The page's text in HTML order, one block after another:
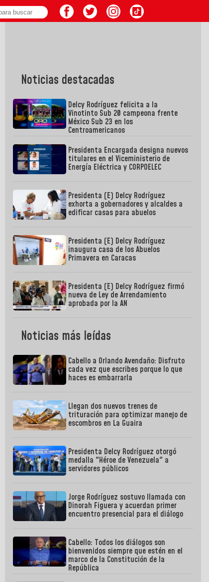
Noticias destacadas
Delcy Rodríguez felicita a la
Vinotinto Sub 20 campeona frente
México Sub 23 en los
Centroamericanos
Presidenta Encargada designa nuevos
titulares en el Viceministerio de
Energía Eléctrica y CORPOELEC
Presidenta (E) Delcy Rodríguez
exhorta a gobernadores y alcaldes a
edificar casas para abuelos
Presidenta (E) Delcy Rodríguez
inaugura casa de los Abuelos
Primavera en Caracas
Presidenta (E) Delcy Rodríguez firmó
nueva de Ley de Arrendamiento
aprobada por la AN
Noticias más leídas
Cabello a Orlando Avendaño: Disfruto
cada vez que escribes porque lo que
haces es embarrarla
Llegan dos nuevos trenes de
trituración para optimizar manejo de
escombros en La Guaira
Presidenta Delcy Rodríguez otorgó
medalla "Héroe de Venezuela" a
servidores públicos
Jorge Rodríguez sostuvo llamada con
Dinorah Figuera y acuerdan primer
encuentro presencial para el diálogo
Cabello: Todos los diálogos son
bienvenidos siempre que estén en el
marco de la Constitución de la
República